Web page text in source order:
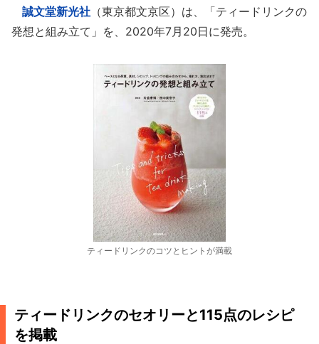
誠文堂新光社 （東京都文京区）は、「ティードリンクの
発想と組み立て」を、2020年7月20日に発売。
ティードリンクのコツとヒントが満載
ティードリンクのセオリーと115点のレシピ
を掲載